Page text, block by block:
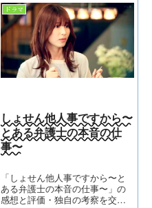
ドラマ
しょせん他人事ですから〜
とある弁護士の本音の仕
事〜
「しょせん他人事ですから〜と
ある弁護士の本音の仕事〜」の
感想と評価・独自の考察を交